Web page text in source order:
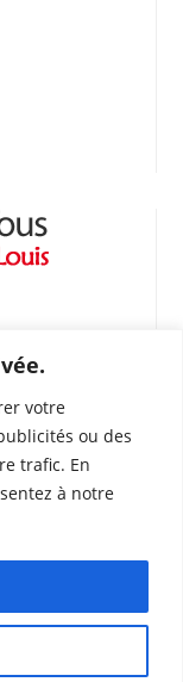
votre
ou des
trafic. En
à notre